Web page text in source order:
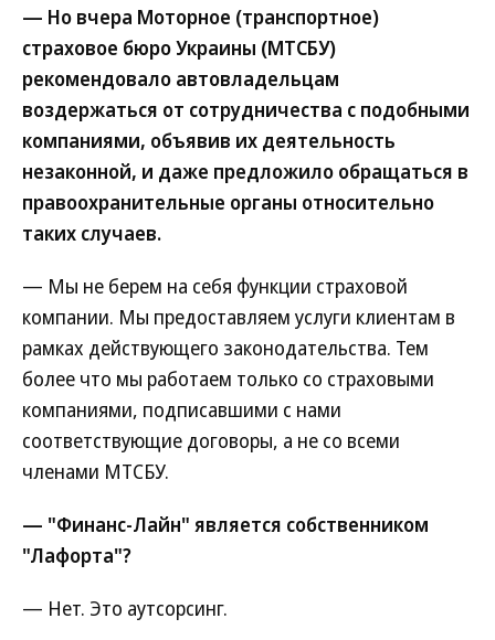
— Но вчера Моторное (транспортное)
страховое бюро Украины (МТСБУ)
рекомендовало автовладельцам
воздержаться от сотрудничества с подобными
компаниями, объявив их деятельность
незаконной, и даже предложило обращаться в
правоохранительные органы относительно
таких случаев.
— Мы не берем на себя функции страховой
компании. Мы предоставляем услуги клиентам в
рамках действующего законодательства. Тем
более что мы работаем только со страховыми
компаниями, подписавшими с нами
соответствующие договоры, а не со всеми
членами МТСБУ.
— "Финанс-Лайн" является собственником
"Лафорта"?
— Нет. Это аутсорсинг.